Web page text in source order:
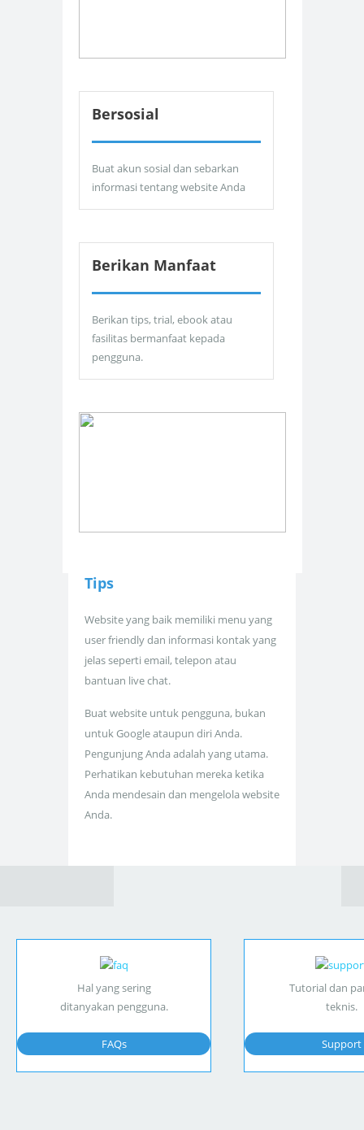
Bersosial
Buat akun sosial dan sebarkan
informasi tentang website Anda
Berikan Manfaat
Berikan tips, trial, ebook atau
fasilitas bermanfaat kepada
pengguna.
Tips
Website yang baik memiliki menu yang
user friendly dan informasi kontak yang
jelas seperti email, telepon atau
bantuan live chat.
Buat website untuk pengguna, bukan
untuk Google ataupun diri Anda.
Pengunjung Anda adalah yang utama.
Perhatikan kebutuhan mereka ketika
Anda mendesain dan mengelola website
Anda.
Hal yang sering
ditanyakan pengguna.
FAQs
Tutorial dan
teknis.
Support